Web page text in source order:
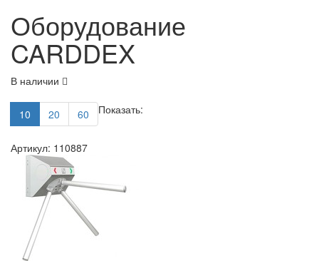
Оборудование
CARDDEX
В наличии
Показать:
10 20 60
Артикул: 110887